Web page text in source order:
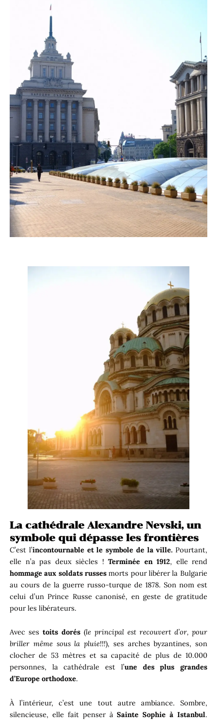
La cathédrale Alexandre Nevski, un
symbole qui dépasse les frontières
C’est l’incontournable et le symbole de la ville. Pourtant,
elle n’a pas deux siècles ! Terminée en 1912, elle rend
hommage aux soldats russes morts pour libérer la Bulgarie
au cours de la guerre russo-turque de 1878. Son nom est
celui d’un Prince Russe canonisé, en geste de gratitude
pour les libérateurs.
Avec ses toits dorés (le principal est recouvert d’or, pour
briller même sous la pluie!!!), ses arches byzantines, son
clocher de 53 mètres et sa capacité de plus de 10.000
personnes, la cathédrale est l’une des plus grandes
d’Europe orthodoxe.
À l’intérieur, c’est une tout autre ambiance. Sombre,
silencieuse, elle fait penser àSainte Sophie à Istanbul.